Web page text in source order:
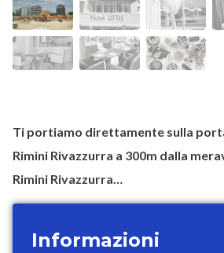
Ti portiamo direttamente sulla
Rimini Rivazzurra a 300m dalla
Rimini Rivazzurra…
Informazioni